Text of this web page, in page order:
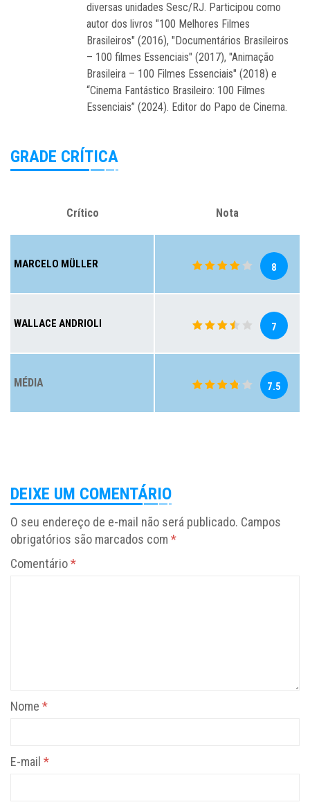
diversas unidades Sesc/RJ. Participou como
autor dos livros "100 Melhores Filmes
Brasileiros" (2016), "Documentários Brasileiros
– 100 filmes Essenciais" (2017), "Animação
Brasileira – 100 Filmes Essenciais" (2018) e
“Cinema Fantástico Brasileiro: 100 Filmes
Essenciais” (2024). Editor do Papo de Cinema.
GRADE CRÍTICA
Crítico Nota
MARCELO MÜLLER 8
WALLACE ANDRIOLI 7
MÉDIA 7.5
DEIXE UM COMENTÁRIO
O seu endereço de e-mail não será publicado. Campos
obrigatórios são marcados com *
Comentário*
Nome *
E-mail *